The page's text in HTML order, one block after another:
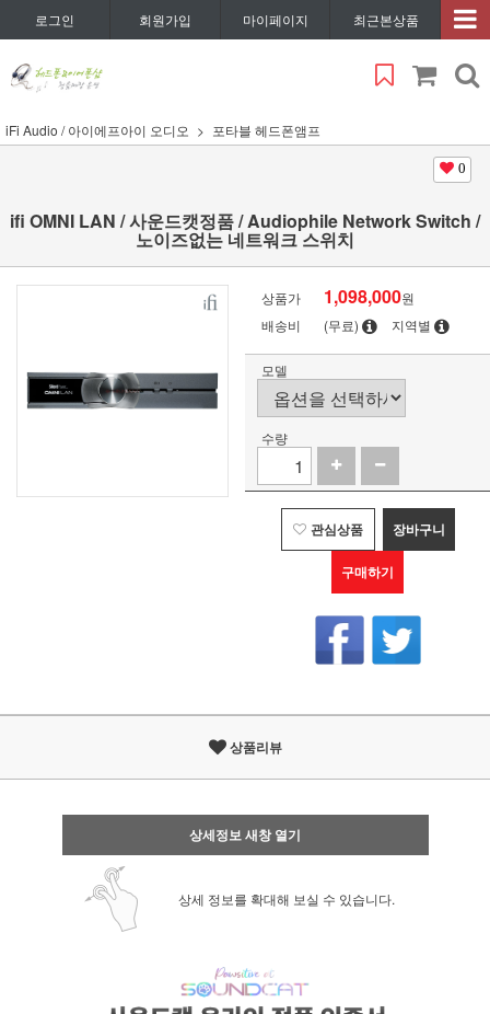
로그인 회원가입 마이페이지 최근본상품
iFi Audio / 아이에프아이 오디오 포타블 헤드폰앰프
0
ifi OMNI LAN / 사운드캣정품 / Audiophile Network Switch /
노이즈없는 네트워크 스위치
상품가 1,098,000원
배송비
(무료) 지역별
모델
수량
관심상품 장바구니
구매하기
상품리뷰
상세정보 새창 열기
상세 정보를 확대해 보실 수 있습니다.